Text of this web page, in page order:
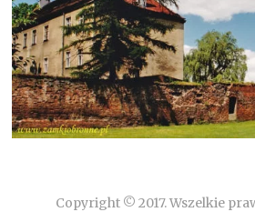
Copyright © 2017. Wszelkie